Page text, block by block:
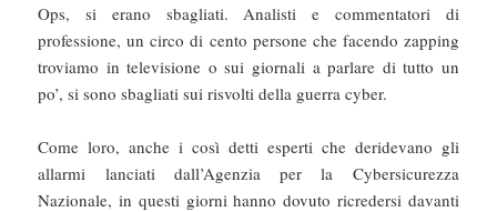
Ops, si erano sbagliati. Analisti e commentatori di
professione, un circo di cento persone che facendo zapping
troviamo in televisione o sui giornali a parlare di tutto un
po’, si sono sbagliati sui risvolti della guerra cyber.
Come loro, anche i così detti esperti che deridevano gli
allarmi lanciati dall’Agenzia per la Cybersicurezza
Nazionale, in questi giorni hanno dovuto ricredersi davanti